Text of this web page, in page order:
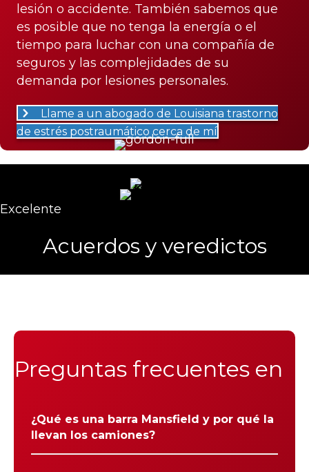
lesión o accidente. También sabemos que
es posible que no tenga la energía o el
tiempo para luchar con una compañía de
seguros y las complejidades de su
demanda por lesiones personales.
Llame a un abogado de Louisiana trastorno
de estrés postraumático cerca de mí
Excelente
Acuerdos y veredictos
Preguntas frecuentes en
¿Qué es una barra Mansfield y por qué la
llevan los camiones?